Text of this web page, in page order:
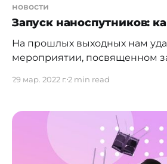
новости
Запуск наноспутников:
На прошлых выходных нам
мероприятии, посвященном
программы UniSat. Участницы
Азии запустили три
наноспутника в стратосферу,
собирать данные об
давлении, гравитации, силе
29 мар. 2022 г.2 min read